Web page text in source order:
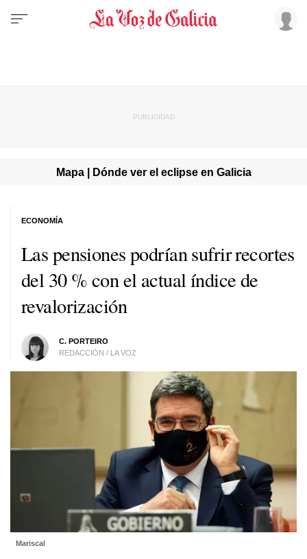
Mapa | Dónde ver el eclipse en Galicia
Las pensiones podrían sufrir recortes
del 30 % con el actual índice de
revalorización
C. PORTEIRO
REDACCIÓN / LA VOZ
ECONOMÍA
Mariscal